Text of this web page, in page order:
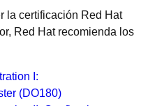
la certificación Red Hat
Red Hat recomienda los
I:
(DO180)